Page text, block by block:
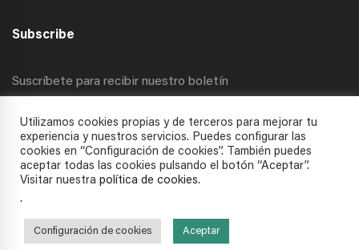
Subscribe
Suscríbete para recibir nuestro boletín
Todos los derechos reservados © 2025 APECC
Utilizamos cookies propias y de terceros para mejorar tu
experiencia y nuestros servicios. Puedes configurar las
cookies en “Configuración de cookies”. También puedes
aceptar todas las cookies pulsando el botón “Aceptar”.
Visitar nuestra política de cookies.
.
Configuración de cookies Aceptar